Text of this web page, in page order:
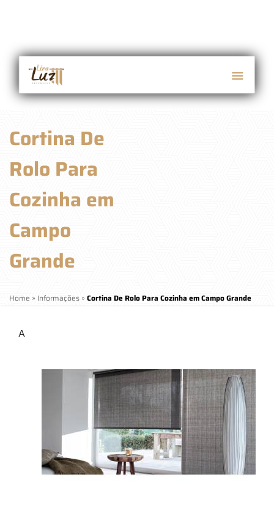
Cortina De
Rolo Para
Cozinha em
Campo
Grande
Home » Informações » Cortina De Rolo Para Cozinha em Campo Grande
A